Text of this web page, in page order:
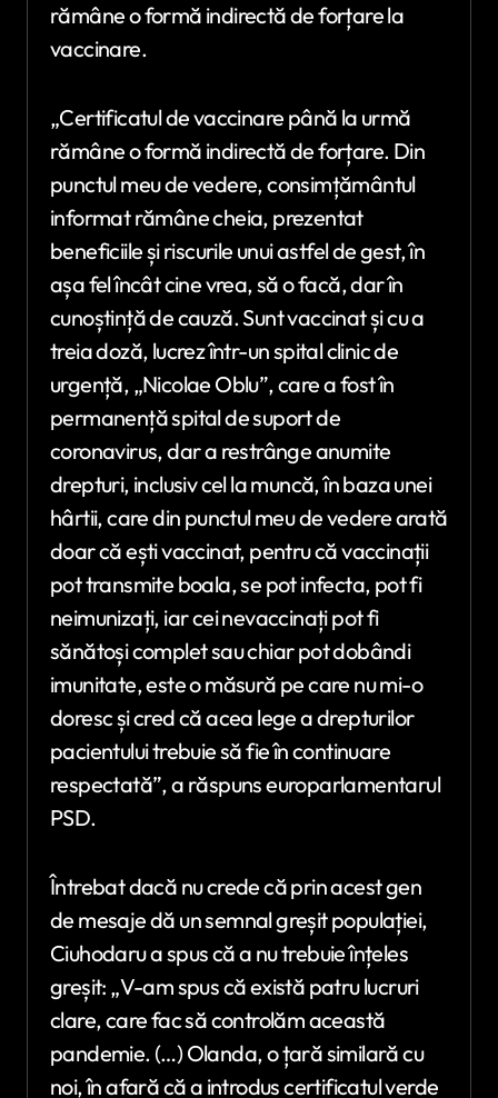
rămâne o formă indirectă de forțare la
vaccinare.
„Certificatul de vaccinare până la urmă
rămâne o formă indirectă de forțare. Din
punctul meu de vedere, consimțământul
informat rămâne cheia, prezentat
beneficiile și riscurile unui astfel de gest, în
așa fel încât cine vrea, să o facă, dar în
cunoștință de cauză. Sunt vaccinat și cu a
treia doză, lucrez într-un spital clinic de
urgență, „Nicolae Oblu”, care a fost în
permanență spital de suport de
coronavirus, dar a restrânge anumite
drepturi, inclusiv cel la muncă, în baza unei
hârtii, care din punctul meu de vedere arată
doar că ești vaccinat, pentru că vaccinații
pot transmite boala, se pot infecta, pot fi
neimunizați, iar cei nevaccinați pot fi
sănătoși complet sau chiar pot dobândi
imunitate, este o măsură pe care nu mi-o
doresc și cred că acea lege a drepturilor
pacientului trebuie să fie în continuare
respectată”, a răspuns europarlamentarul
PSD.
Întrebat dacă nu crede că prin acest gen
de mesaje dă un semnal greșit populației,
Ciuhodaru a spus că a nu trebuie înțeles
greșit: „V-am spus că există patru lucruri
clare, care fac să controlăm această
pandemie. (…) Olanda, o țară similară cu
noi, în afară că a introdus certificatul verde